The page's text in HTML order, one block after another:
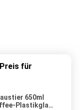
für
650ml
Plastikglas